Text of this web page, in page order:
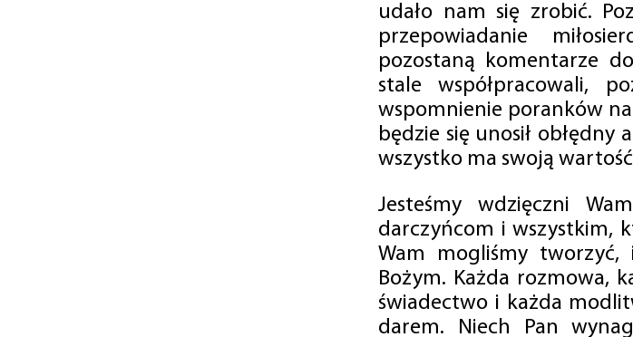
udało nam się zrobić.
przepowiadanie
pozostaną komentarze
stale współpracowali,
wspomnienie poranków
będzie się unosił obłędny
wszystko ma swoją
Jesteśmy wdzięczni
darczyńcom i wszystkim,
Wam mogliśmy tworzyć,
Bożym. Każda rozmowa,
świadectwo i każda
darem. Niech Pan